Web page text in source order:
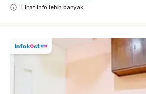
Lihat info lebih banyak